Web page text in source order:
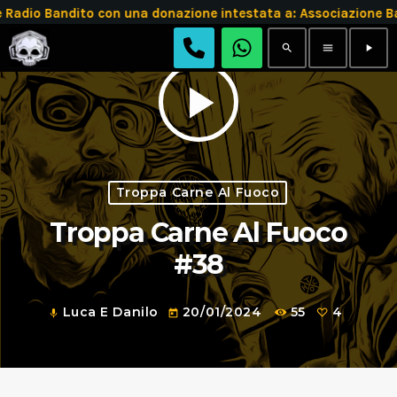
Bandito con una donazione intestata a: Associazione
search menu play_arrow
play_arrow
Troppa Carne Al Fuoco
Troppa Carne Al Fuoco
#38
mic Luca E Danilo today 20/01/2024 55 4